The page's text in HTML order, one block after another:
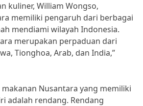
kuliner, William Wongso,
memiliki pengaruh dari berbagai
mendiami wilayah Indonesia.
merupakan perpaduan dari
Tionghoa, Arab, dan India,”
Nusantara yang memiliki
adalah rendang. Rendang